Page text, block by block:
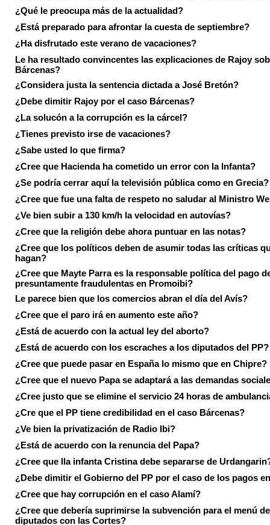
¿Qué le preocupa más de la actualidad?
¿Está preparado para afrontar la cuesta de septiembre?
¿Ha disfrutado este verano de vacaciones?
Le ha resultado convincentes las explicaciones de Rajoy
Bárcenas?
¿Considera justa la sentencia dictada a José Bretón?
¿Debe dimitir Rajoy por el caso Bárcenas?
¿La solucón a la corrupción es la cárcel?
¿Tienes previsto irse de vacaciones?
¿Sabe usted lo que firma?
¿Cree que Hacienda ha cometido un error con la Infanta?
¿Se podría cerrar aquí la televisión pública como en Grecia?
¿Cree que fue una falta de respeto no saludar al Ministro
¿Ve bien subir a 130 km/h la velocidad en autovías?
¿Cree que la religión debe ahora puntuar en las notas?
¿Cree que los políticos deben de asumir todas las críticas
hagan?
¿Cree que Mayte Parra es la responsable política del pago
presuntamente fraudulentas en Promoibi?
Le parece bien que los comercios abran el día del Avís?
¿Cree que el paro irá en aumento este año?
¿Está de acuerdo con la actual ley del aborto?
¿Está de acuerdo con los escraches a los diputados del PP?
¿Cree que puede pasar en España lo mismo que en Chipre?
¿Cree que el nuevo Papa se adaptará a las demandas
¿Cree justo que se elimine el servicio 24 horas de
¿Cre que el PP tiene credibilidad en el caso Bárcenas?
¿Ve bien la privatización de Radio Ibi?
¿Está de acuerdo con la renuncia del Papa?
¿Cree que lla infanta Cristina debe separarse de
¿Debe dimitir el Gobierno del PP por el caso de los pagos
¿Cree que hay corrupción en el caso Alamí?
¿Cree que debería suprimirse la subvención para el menú
diputados con las Cortes?